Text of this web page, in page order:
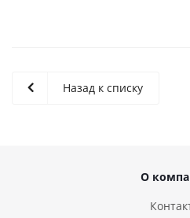
Назад к списку
О